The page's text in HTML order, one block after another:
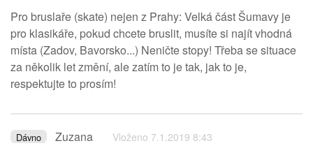
Pro bruslaře (skate) nejen z Prahy: Velká část Šumavy je
pro klasikáře, pokud chcete bruslit, musíte si najít vhodná
místa (Zadov, Bavorsko...) Neničte stopy! Třeba se situace
za několik let změní, ale zatím to je tak, jak to je,
respektujte to prosím!
Dávno Zuzana Vloženo 7.1.2019 8:43